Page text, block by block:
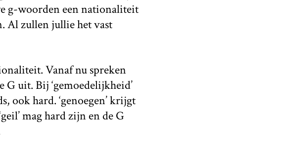
g-woorden een nationaliteit
Al zullen jullie het vast
Vanaf nu spreken
G uit. Bij ‘gemoedelijkheid’
ook hard. ‘genoegen’ krijgt
mag hard zijn en de G